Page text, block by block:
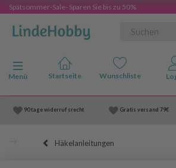
Spätsommer-Sale- Sparen Sie bis zu 50%
Anzeige ändern
Menü
90 tage widerruf srecht Gratis versand 79€
Häkelanleitungen